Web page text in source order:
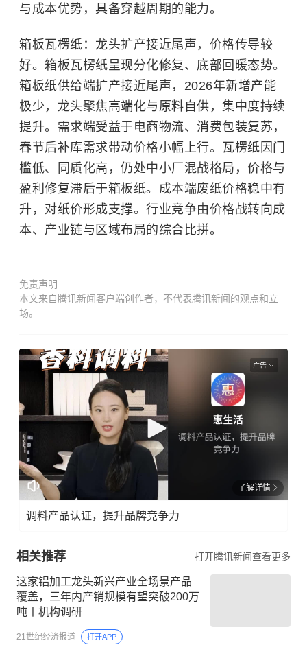
与成本优势，具备穿越周期的能力。
箱板瓦楞纸：龙头扩产接近尾声，价格传导较
好。箱板瓦楞纸呈现分化修复、底部回暖态势。
箱板纸供给端扩产接近尾声，2026年新增产能
极少，龙头聚焦高端化与原料自供，集中度持续
提升。需求端受益于电商物流、消费包装复苏，
春节后补库需求带动价格小幅上行。瓦楞纸因门
槛低、同质化高，仍处中小厂混战格局，价格与
盈利修复滞后于箱板纸。成本端废纸价格稳中有
升，对纸价形成支撑。行业竞争由价格战转向成
本、产业链与区域布局的综合比拼。
免责声明
本文来自腾讯新闻客户端创作者，不代表腾讯新闻的观点和立
场。
广告
了解详情
调料产品认证，提升品牌竞争力
相关推荐 打开腾讯新闻查看更多
这家铝加工龙头新兴产业全场景产品
覆盖，三年内产销规模有望突破200万
吨丨机构调研
21世纪经济报道 打开APP